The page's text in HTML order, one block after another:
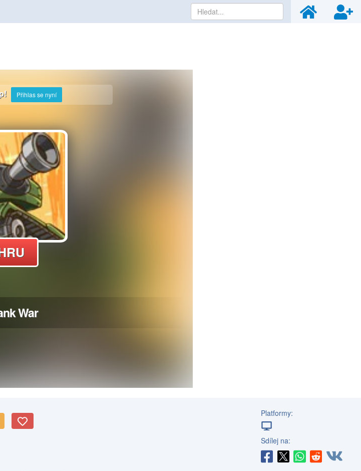
Platformy:
Sdílej na: